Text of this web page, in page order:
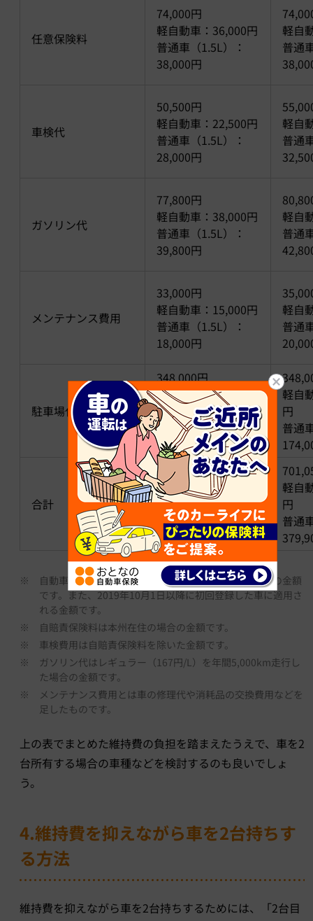
任意保険料
74,000円
軽自動車：36,000円
普通車（1.5L）：
38,000円
軽自
普通
車検代
50,500円
軽自動車：22,500円
普通車（1.5L）：
28,000円
軽自
普通
ガソリン代
77,800円
軽自動車：38,000円
普通車（1.5L）：
39,800円
軽自
普通
メンテナンス費用
33,000円
軽自動車：15,000円
普通車（1.5L）：
18,000円
軽自
普通
駐車場代
348,000円
軽自動車：174,000
円
普通車（1.5L）：
174,000円
軽自
円
普通
合計
678,550円
軽自動車：321,150
円
普通車（1.5L）：
357,400円
軽自
円
普通
※
自動車税種別割・軽自動車税種別割は2023年1月時点の金額
です。また、2019年10月1日以降に初回登録した車に適用さ
れる金額です。
※
自賠責保険料は本州在住の場合の金額です。
※
車検費用は自賠責保険料を除いた金額です。
※
ガソリン代はレギュラー（167円/L）を年間5,000km走行し
た場合の金額です。
※
メンテナンス費用とは車の修理代や消耗品の交換費用などを
足したものです。
上の表でまとめた維持費の負担を踏まえたうえで、車を2
台所有する場合の車種などを検討するのも良いでしょ
う。
4.維持費を抑えながら車を2台持ちす
る方法
維持費を抑えながら車を2台持ちするためには、「2台目